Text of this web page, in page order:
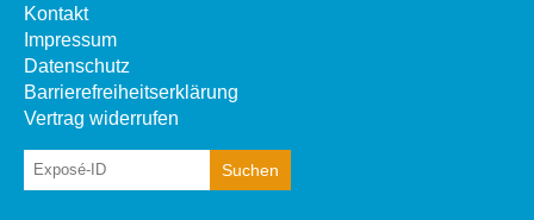
Kontakt
Impressum
Datenschutz
Barrierefreiheitserklärung
Vertrag widerrufen